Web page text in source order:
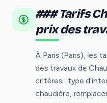
### Tarifs
prix des
À Paris (Paris), les
des travaux de
critères : type
chaudière,